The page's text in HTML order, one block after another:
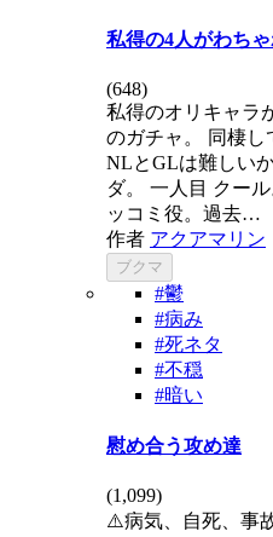
私得の4人がわち
(648)
私得のオリキャラ
のガチャ。 同棲し
NLとGLは難しい
ダ。 一人目 クー
ッコミ役。過去…
作者 アクアマリン
ブクマ
#鬱
#病み
#死ネタ
#不穏
#暗い
慰め合う攻め達
(1,099)
⚠️病気、自死、事